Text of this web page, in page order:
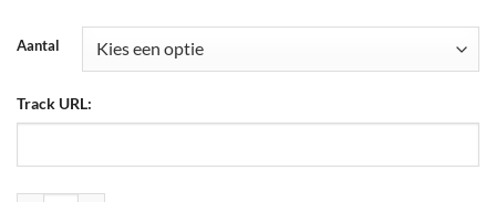
Aantal
Track URL: